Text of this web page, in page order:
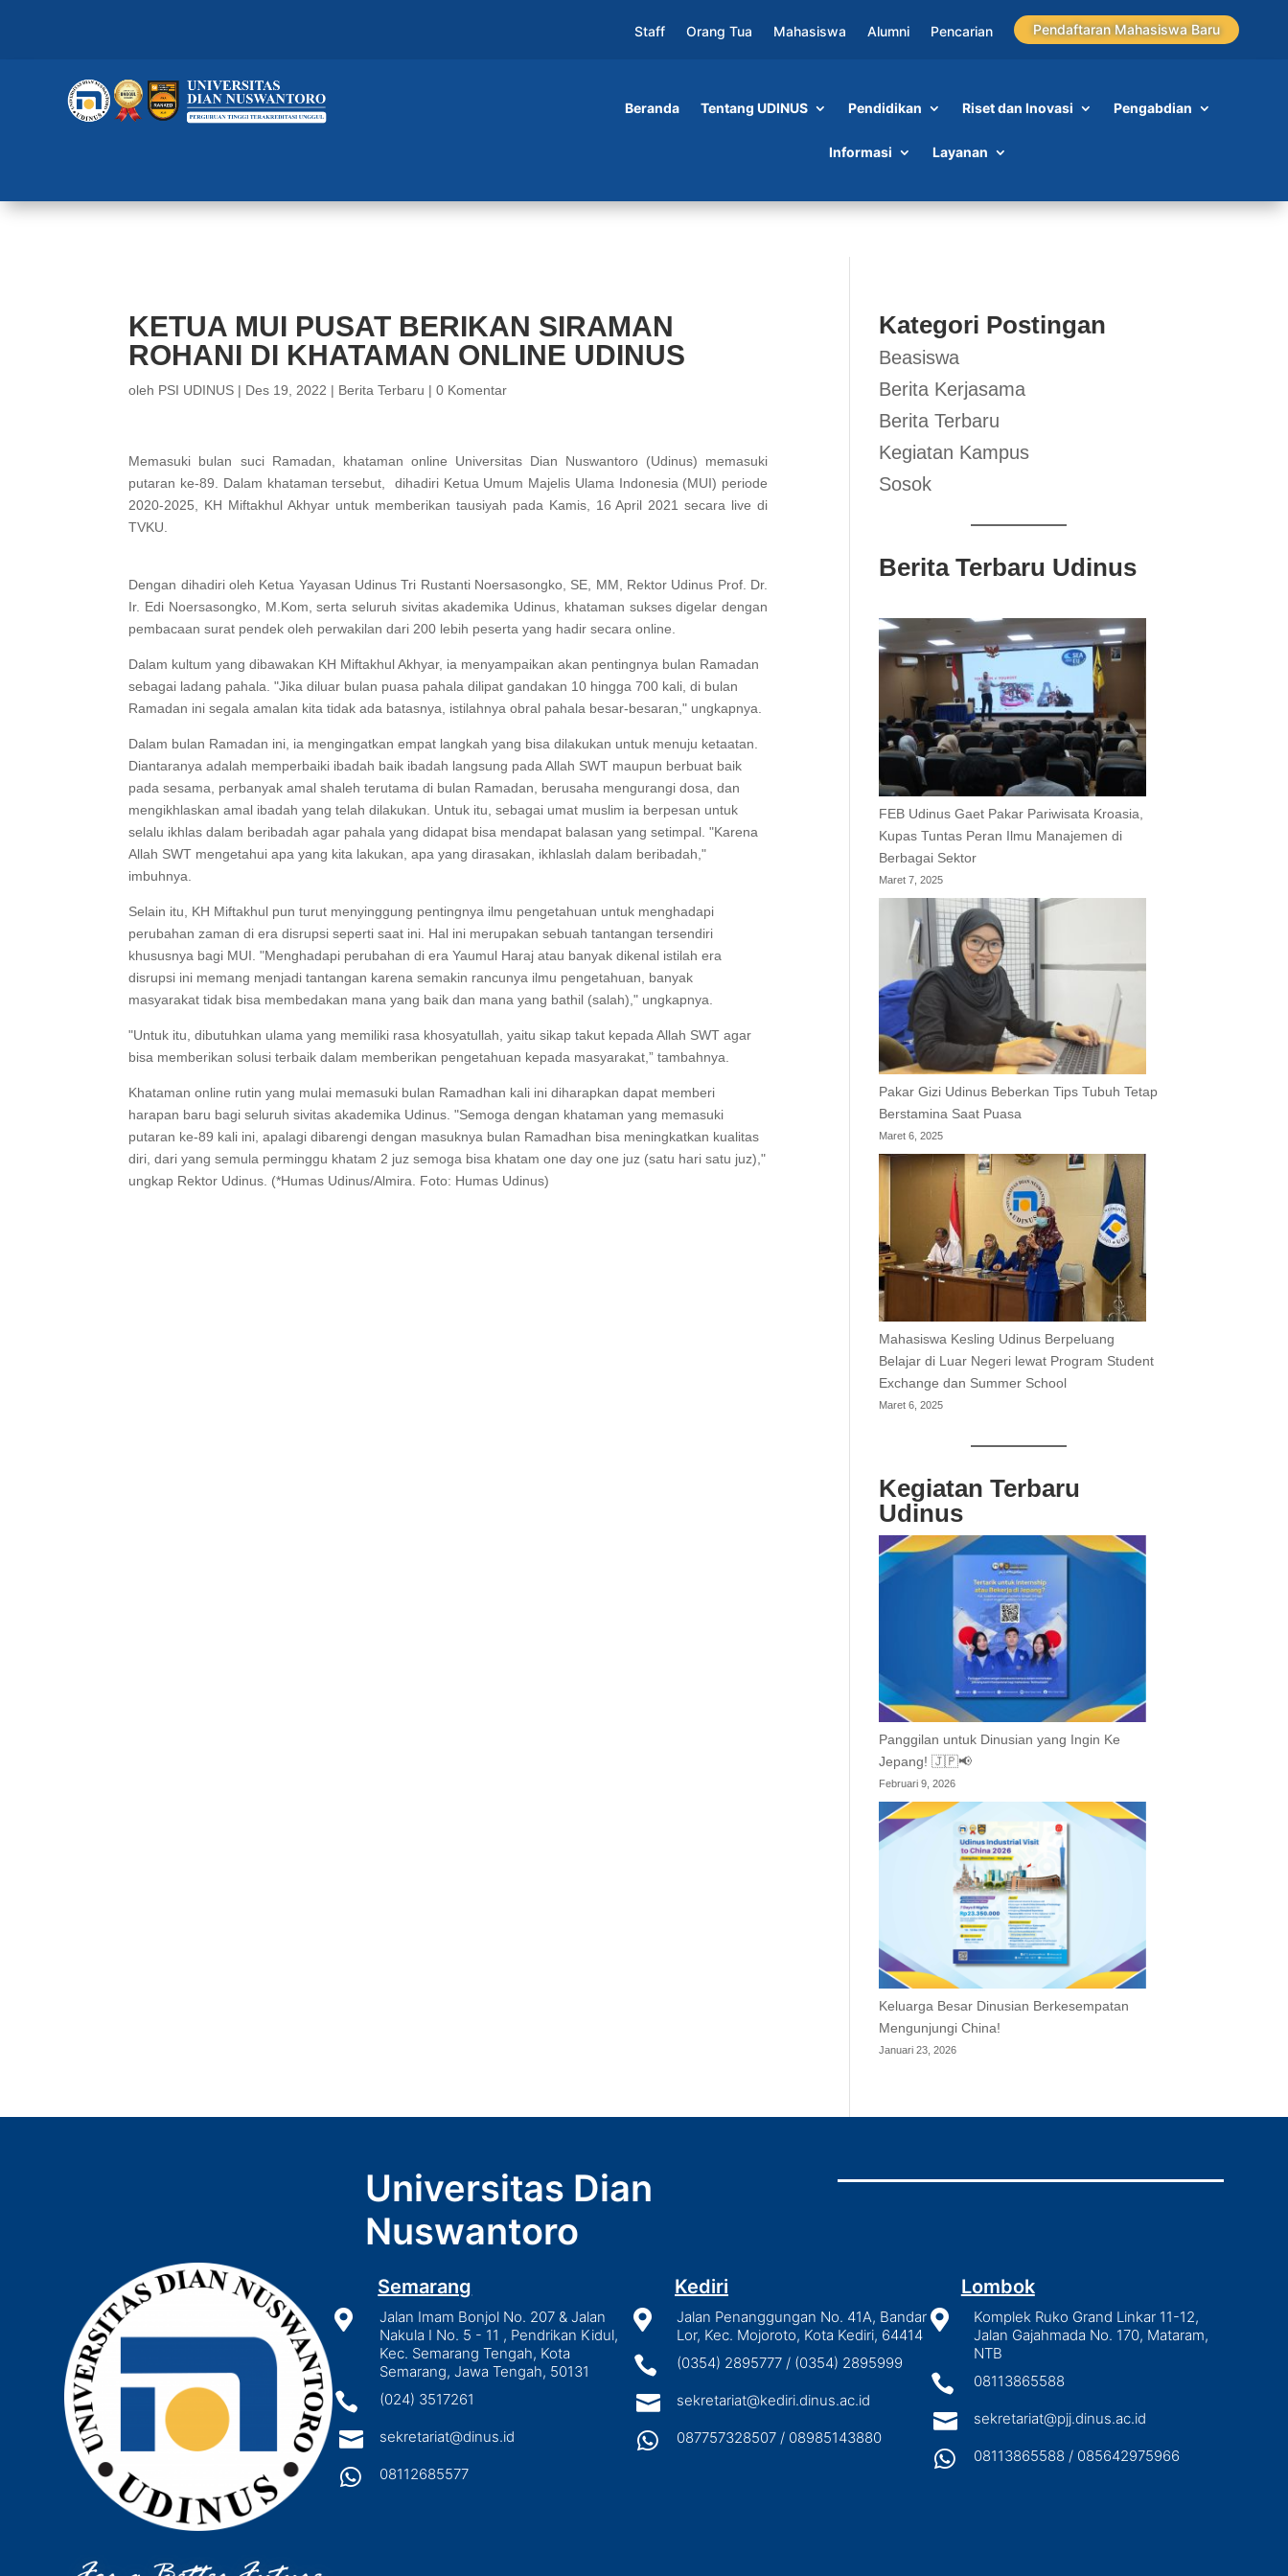
Staff Orang Tua Mahasiswa Alumni Pencarian Pendaftaran Mahasiswa Baru
Beranda Tentang UDINUS Pendidikan Riset dan Inovasi Pengabdian
Informasi Layanan
KETUA MUI PUSAT BERIKAN SIRAMAN
ROHANI DI KHATAMAN ONLINE UDINUS
oleh PSI UDINUS | Des 19, 2022 | Berita Terbaru |0 Komentar
Memasuki bulan suci Ramadan, khataman online Universitas Dian Nuswantoro (Udinus) memasuki
putaran ke-89. Dalam khataman tersebut, dihadiri Ketua Umum Majelis Ulama Indonesia (MUI) periode
2020-2025, KH Miftakhul Akhyar untuk memberikan tausiyah pada Kamis, 16 April 2021 secara live di
TVKU.
Dengan dihadiri oleh Ketua Yayasan Udinus Tri Rustanti Noersasongko, SE, MM, Rektor Udinus Prof. Dr.
Ir. Edi Noersasongko, M.Kom, serta seluruh sivitas akademika Udinus, khataman sukses digelar dengan
pembacaan surat pendek oleh perwakilan dari 200 lebih peserta yang hadir secara online.
Dalam kultum yang dibawakan KH Miftakhul Akhyar, ia menyampaikan akan pentingnya bulan Ramadan
sebagai ladang pahala. "Jika diluar bulan puasa pahala dilipat gandakan 10 hingga 700 kali, di bulan
Ramadan ini segala amalan kita tidak ada batasnya, istilahnya obral pahala besar-besaran," ungkapnya.
Dalam bulan Ramadan ini, ia mengingatkan empat langkah yang bisa dilakukan untuk menuju ketaatan.
Diantaranya adalah memperbaiki ibadah baik ibadah langsung pada Allah SWT maupun berbuat baik
pada sesama, perbanyak amal shaleh terutama di bulan Ramadan, berusaha mengurangi dosa, dan
mengikhlaskan amal ibadah yang telah dilakukan. Untuk itu, sebagai umat muslim ia berpesan untuk
selalu ikhlas dalam beribadah agar pahala yang didapat bisa mendapat balasan yang setimpal. "Karena
Allah SWT mengetahui apa yang kita lakukan, apa yang dirasakan, ikhlaslah dalam beribadah,"
imbuhnya.
Selain itu, KH Miftakhul pun turut menyinggung pentingnya ilmu pengetahuan untuk menghadapi
perubahan zaman di era disrupsi seperti saat ini. Hal ini merupakan sebuah tantangan tersendiri
khususnya bagi MUI. "Menghadapi perubahan di era Yaumul Haraj atau banyak dikenal istilah era
disrupsi ini memang menjadi tantangan karena semakin rancunya ilmu pengetahuan, banyak
masyarakat tidak bisa membedakan mana yang baik dan mana yang bathil (salah)," ungkapnya.
"Untuk itu, dibutuhkan ulama yang memiliki rasa khosyatullah, yaitu sikap takut kepada Allah SWT agar
bisa memberikan solusi terbaik dalam memberikan pengetahuan kepada masyarakat,” tambahnya.
Khataman online rutin yang mulai memasuki bulan Ramadhan kali ini diharapkan dapat memberi
harapan baru bagi seluruh sivitas akademika Udinus. "Semoga dengan khataman yang memasuki
putaran ke-89 kali ini, apalagi dibarengi dengan masuknya bulan Ramadhan bisa meningkatkan kualitas
diri, dari yang semula perminggu khatam 2 juz semoga bisa khatam one day one juz (satu hari satu juz),"
ungkap Rektor Udinus. (*Humas Udinus/Almira. Foto: Humas Udinus)
Kategori Postingan
Beasiswa
Berita Kerjasama
Berita Terbaru
Kegiatan Kampus
Sosok
Berita Terbaru Udinus
FEB Udinus Gaet Pakar Pariwisata Kroasia,
Kupas Tuntas Peran Ilmu Manajemen di
Berbagai Sektor
Maret 7, 2025
Pakar Gizi Udinus Beberkan Tips Tubuh Tetap
Berstamina Saat Puasa
Maret 6, 2025
Mahasiswa Kesling Udinus Berpeluang
Belajar di Luar Negeri lewat Program Student
Exchange dan Summer School
Maret 6, 2025
Kegiatan Terbaru
Udinus
Panggilan untuk Dinusian yang Ingin Ke
Jepang! 🇯🇵📢
Februari 9, 2026
Keluarga Besar Dinusian Berkesempatan
Mengunjungi China!
Januari 23, 2026
Universitas Dian
Nuswantoro
Semarang

Jalan Imam Bonjol No. 207 & Jalan
Nakula I No. 5 - 11 , Pendrikan Kidul,
Kec. Semarang Tengah, Kota
Semarang, Jawa Tengah, 50131
 (024) 3517261
 sekretariat@dinus.id
 08112685577
Kediri

Jalan Penanggungan No. 41A, Bandar
Lor, Kec. Mojoroto, Kota Kediri, 64414
 (0354) 2895777 / (0354) 2895999
 sekretariat@kediri.dinus.ac.id
 087757328507 / 08985143880
Lombok

Komplek Ruko Grand Linkar 11-12,
Jalan Gajahmada No. 170, Mataram,
NTB
 08113865588
 sekretariat@pjj.dinus.ac.id
 08113865588 / 085642975966